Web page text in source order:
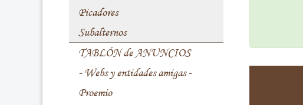
Picadores
Subalternos
TABLÓN de ANUNCIOS
- Webs y entidades amigas -
Proemio